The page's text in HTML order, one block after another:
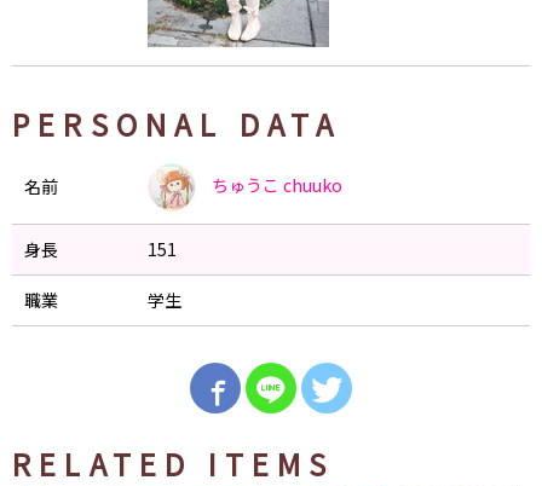
PERSONAL DATA
名前 ちゅうこ chuuko
身長 151
職業 学生
RELATED ITEMS